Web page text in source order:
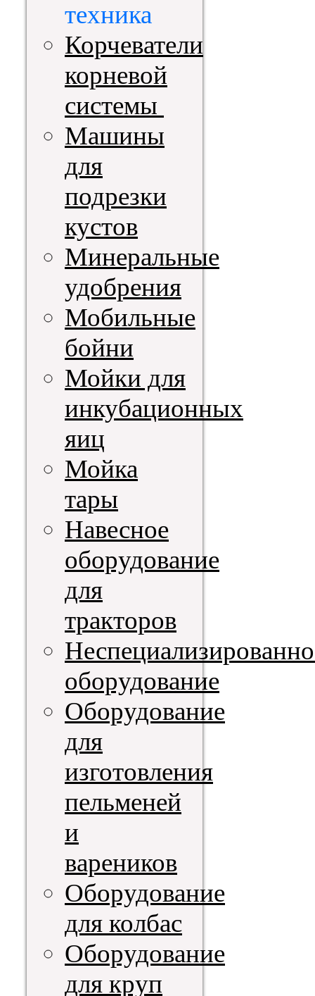
техника
Корчеватели
корневой
системы
Машины
для
подрезки
кустов
Минеральные
удобрения
Мобильные
бойни
Мойки для
инкубационных
яиц
Мойка
тары
Навесное
оборудование
для
тракторов
оборудование
Оборудование
для
изготовления
пельменей
и
вареников
Оборудование
для колбас
Оборудование
для круп